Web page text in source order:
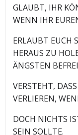
GLAUBT, IHR
WENN IHR
ERLAUBT EUCH
HERAUS ZU
ÄNGSTEN
VERSTEHT,
VERLIEREN,
DOCH NICHTS
SEIN SOLLTE.